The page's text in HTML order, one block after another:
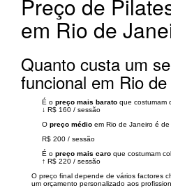
Preço de
em Rio de
Quanto custa um
funcional em Rio
É o preço mais barato que costumam
↓ R$ 160 / sessão
O preço médio em Rio de Janeiro é de
R$ 200 / sessão
É o preço mais caro que costumam
↑ R$ 220 / sessão
O preço final depende de vários factores
um orçamento personalizado aos